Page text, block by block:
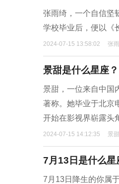
张雨绮，一个自信坚
学校毕业后，便以《
2024-07-15 13:58:02 张
景甜是什么星座？
景甜，一位来自中国
著称。她毕业于北京
开始在影视界崭露头
2024-07-15 14:12:35 景
7月13日是什么星
7月13日降生的你属